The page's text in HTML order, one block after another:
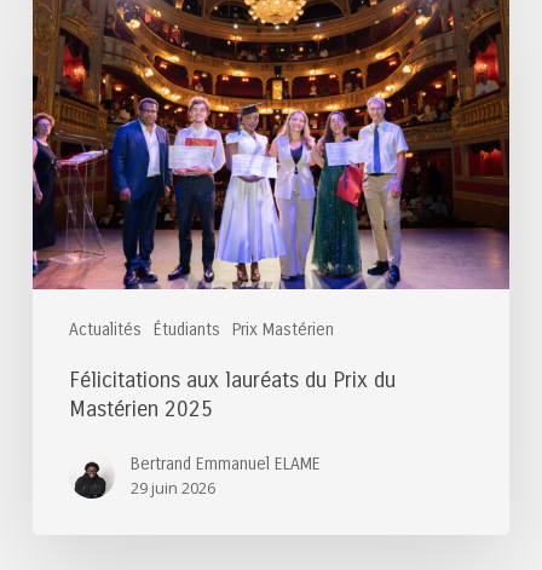
Actualités Étudiants Prix Mastérien
aux
lauréats
du
Prix
du
Mastérien
2025
Félicitations aux lauréats du Prix du
Mastérien 2025
Bertrand Emmanuel ELAME
29 juin 2026